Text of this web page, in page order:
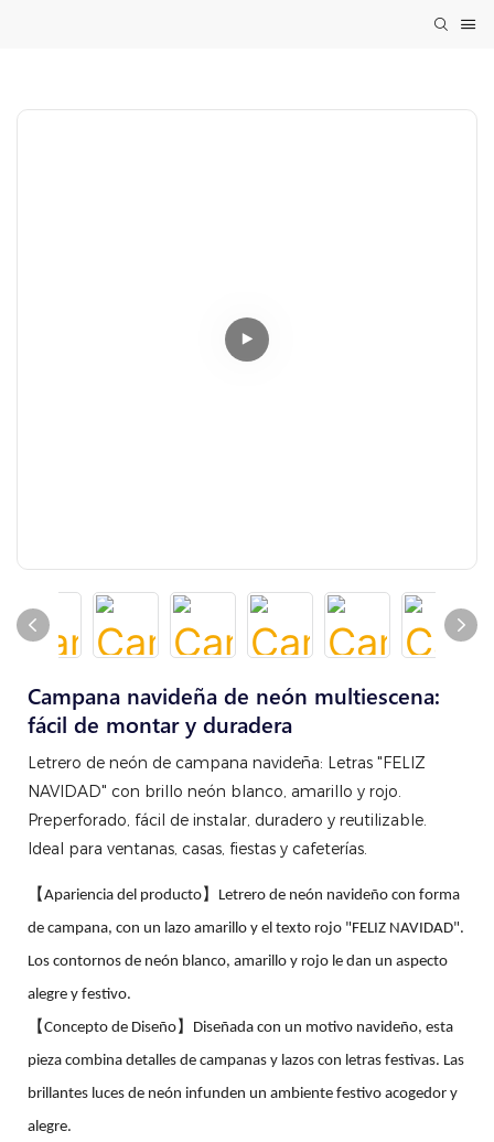
Campana navideña de neón multiescena:
fácil de montar y duradera
Letrero de neón de campana navideña: Letras "FELIZ
NAVIDAD" con brillo neón blanco, amarillo y rojo.
Preperforado, fácil de instalar, duradero y reutilizable.
Ideal para ventanas, casas, fiestas y cafeterías.
【Apariencia del producto】Letrero de neón navideño con forma
de campana, con un lazo amarillo y el texto rojo "FELIZ NAVIDAD".
Los contornos de neón blanco, amarillo y rojo le dan un aspecto
alegre y festivo.
【Concepto de Diseño】Diseñada con un motivo navideño, esta
pieza combina detalles de campanas y lazos con letras festivas. Las
brillantes luces de neón infunden un ambiente festivo acogedor y
alegre.